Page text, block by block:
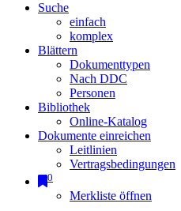
Suche
einfach
komplex
Blättern
Dokumenttypen
Nach DDC
Personen
Bibliothek
Online-Katalog
Dokumente einreichen
Leitlinien
Vertragsbedingungen
0
Merkliste öffnen